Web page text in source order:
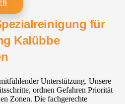
für
Kalübbe
Unterstützung. Unsere
ordnen Gefahren Priorität
Zonen. Die fachgerechte